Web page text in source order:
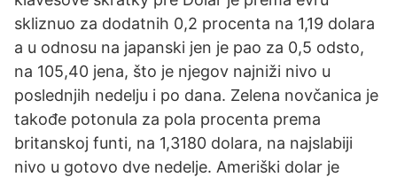
skliznuo za dodatnih 0,2 procenta na 1,19 dolara
a u odnosu na japanski jen je pao za 0,5 odsto,
na 105,40 jena, što je njegov najniži nivo u
poslednjih nedelju i po dana. Zelena novčanica je
takođe potonula za pola procenta prema
britanskoj funti, na 1,3180 dolara, na najslabiji
nivo u gotovo dve nedelje. Ameriški dolar je